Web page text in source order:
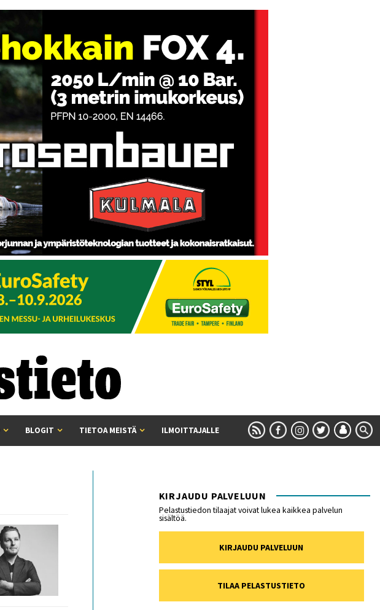
BLOGIT TIETOA MEISTÄ ILMOITTAJALLE
KIRJAUDU PALVELUUN
Pelastustiedon tilaajat voivat lukea kaikkea palvelun
sisältöä.
KIRJAUDU PALVELUUN
TILAA PELASTUSTIETO